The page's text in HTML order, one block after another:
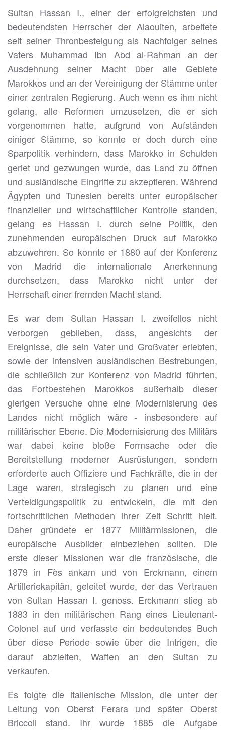
Sultan Hassan I., einer der erfolgreichsten und
bedeutendsten Herrscher der Alaouiten, arbeitete
seit seiner Thronbesteigung als Nachfolger seines
Vaters Muhammad Ibn Abd al-Rahman an der
Ausdehnung seiner Macht über alle Gebiete
Marokkos und an der Vereinigung der Stämme unter
einer zentralen Regierung. Auch wenn es ihm nicht
gelang, alle Reformen umzusetzen, die er sich
vorgenommen hatte, aufgrund von Aufständen
einiger Stämme, so konnte er doch durch eine
Sparpolitik verhindern, dass Marokko in Schulden
geriet und gezwungen wurde, das Land zu öffnen
und ausländische Eingriffe zu akzeptieren. Während
Ägypten und Tunesien bereits unter europäischer
finanzieller und wirtschaftlicher Kontrolle standen,
gelang es Hassan I. durch seine Politik, den
zunehmenden europäischen Druck auf Marokko
abzuwehren. So konnte er 1880 auf der Konferenz
von Madrid die internationale Anerkennung
durchsetzen, dass Marokko nicht unter der
Herrschaft einer fremden Macht stand.
Es war dem Sultan Hassan I. zweifellos nicht
verborgen geblieben, dass, angesichts der
Ereignisse, die sein Vater und Großvater erlebten,
sowie der intensiven ausländischen Bestrebungen,
die schließlich zur Konferenz von Madrid führten,
das Fortbestehen Marokkos außerhalb dieser
gierigen Versuche ohne eine Modernisierung des
Landes nicht möglich wäre - insbesondere auf
militärischer Ebene. Die Modernisierung des Militärs
war dabei keine bloße Formsache oder die
Bereitstellung moderner Ausrüstungen, sondern
erforderte auch Offiziere und Fachkräfte, die in der
Lage waren, strategisch zu planen und eine
Verteidigungspolitik zu entwickeln, die mit den
fortschrittlichen Methoden ihrer Zeit Schritt hielt.
Daher gründete er 1877 Militärmissionen, die
europäische Ausbilder einbeziehen sollten. Die
erste dieser Missionen war die französische, die
1879 in Fès ankam und von Erckmann, einem
Artilleriekapitän, geleitet wurde, der das Vertrauen
von Sultan Hassan I. genoss. Erckmann stieg ab
1883 in den militärischen Rang eines Lieutenant-
Colonel auf und verfasste ein bedeutendes Buch
über diese Periode sowie über die Intrigen, die
darauf abzielten, Waffen an den Sultan zu
verkaufen.
Es folgte die italienische Mission, die unter der
Leitung von Oberst Ferara und später Oberst
Briccoli stand. Ihr wurde 1885 die Aufgabe